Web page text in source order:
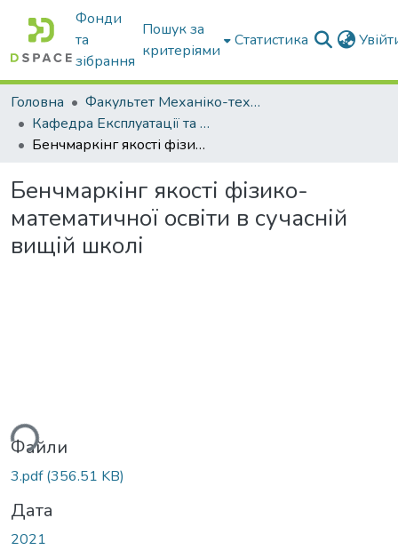
Фонди
та
зібрання
Пошук за
критеріями
Статистика
Головна
Факультет Механіко-технологічний
Кафедра Експлуатації та технічного сервісу машин
Бенчмаркінг якості фізико-математичної освіти в сучасній вищій школі
Бенчмаркінг якості фізико-
математичної освіти в сучасній
вищій школі
Файли
3.pdf(356.51 KB)
Дата
2021